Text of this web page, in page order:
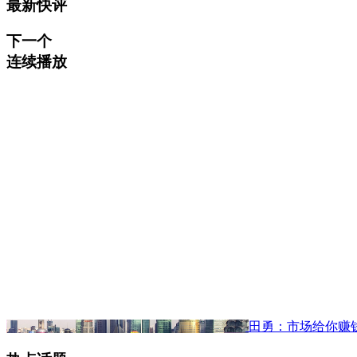
最新快评
下一个
连续播放
田勇：市场给你赚